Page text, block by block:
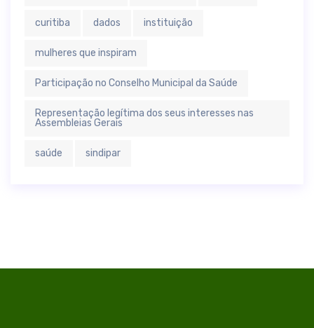
curitiba dados instituição
mulheres que inspiram
Participação no Conselho Municipal da Saúde
Representação legítima dos seus interesses nas
Assembleias Gerais
saúde sindipar